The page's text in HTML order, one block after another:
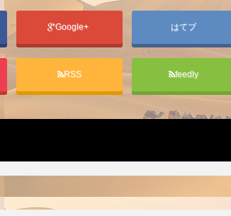
Google+ はてブ
RSS feedly